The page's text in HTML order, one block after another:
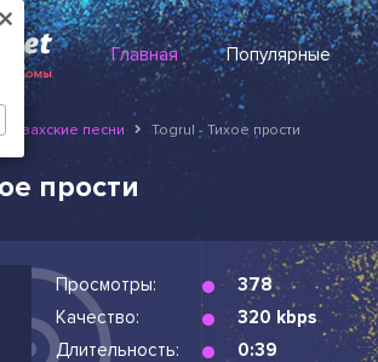
Главная Популярные
казахские песни Togrul - Тихое прости
прости
Просмотры:
378
Качество:
320 kbps
Длительность:
0:39